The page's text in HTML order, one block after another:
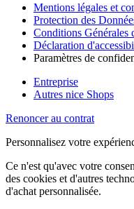
Mentions légales et
Protection des
Conditions Générales
Déclaration
Paramètres de
Entreprise
Autres nice Shops
Renoncer au contrat
Personnalisez votre
Ce n'est qu'avec votre
des cookies et d'autres
d'achat personnalisée.